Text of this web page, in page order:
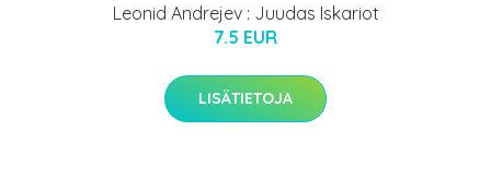
Leonid Andrejev : Juudas Iskariot
7.5 EUR
LISÄTIETOJA